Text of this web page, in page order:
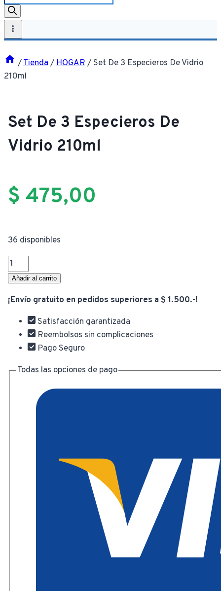
de
productos
/Tienda/HOGAR/Set De 3 Especieros De Vidrio
210ml
Set De 3 Especieros De
Vidrio 210ml
$ 475,00
36 disponibles
Set
De
Especieros
Vidrio
210ml
Añadir al carrito
¡Envío gratuito en pedidos superiores a $ 1.500.-!
Satisfacción garantizada
Reembolsos sin complicaciones
Pago Seguro
Todas las opciones de pago